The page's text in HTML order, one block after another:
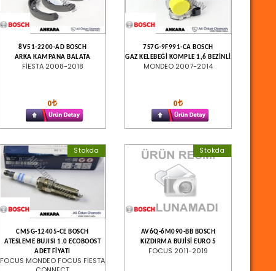
8V51-2200-AD BOSCH
ARKA KAMPANA BALATA
FİESTA 2008-2018
0
7S7G-9F991-CA BOSCH
GAZ KELEBEĞİ KOMPLE 1,6 BEZİNLİ
MONDEO 2007-2014
0
Stokda
CM5G-12405-CE BOSCH
ATESLEME BUJISI 1.0 ECOBOOST
ADET FİYATI
FOCUS MONDEO FOCUS FİESTA
Stokda
AV6Q-6M090-BB BOSCH
KIZDIRMA BUJİSİ EURO 5
FOCUS 2011-2019